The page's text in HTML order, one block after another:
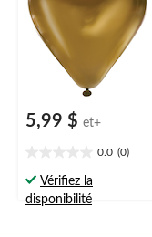
5,99 $ et+
0.0 (0)
étoile(s)
sur
Vérifiez la
disponibilité